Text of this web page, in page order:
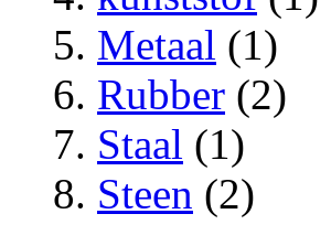
Metaal (1)
Rubber (2)
Staal (1)
Steen (2)